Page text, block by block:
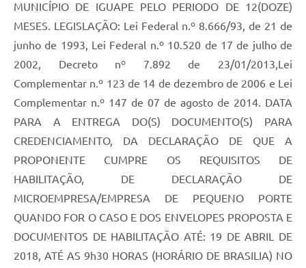
MUNICÍPIO DE IGUAPE PELO PERIODO DE 12(DOZE)
MESES. LEGISLAÇÃO: Lei Federal n.º 8.666/93, de 21 de
junho de 1993, Lei Federal n.º 10.520 de 17 de julho de
2002, Decreto nº 7.892 de 23/01/2013,Lei
Complementar n.º 123 de 14 de dezembro de 2006 e Lei
Complementar n.º 147 de 07 de agosto de 2014. DATA
PARA A ENTREGA DO(S) DOCUMENTO(S) PARA
CREDENCIAMENTO, DA DECLARAÇÃO DE QUE A
PROPONENTE CUMPRE OS REQUISITOS DE
HABILITAÇÃO, DE DECLARAÇÃO DE
MICROEMPRESA/EMPRESA DE PEQUENO PORTE
QUANDO FOR O CASO E DOS ENVELOPES PROPOSTA E
DOCUMENTOS DE HABILITAÇÃO ATÉ: 19 DE ABRIL DE
2018, ATÉ AS 9h30 HORAS (HORÁRIO DE BRASILIA) NO